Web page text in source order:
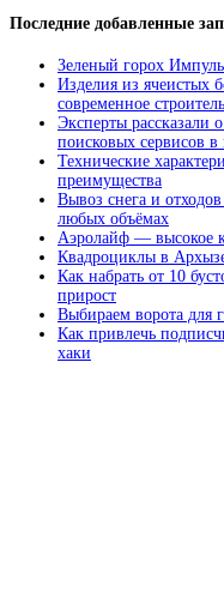
Последние добавленные
Зеленый горох
Изделия из ячеистых
современное
Эксперты рассказали
поисковых сервисов в
Технические
преимущества
Вывоз снега и
любых объёмах
Аэролайф — высокое
Квадроциклы в
Как набрать от 10
прирост
Выбираем ворота для
Как привлечь
хаки